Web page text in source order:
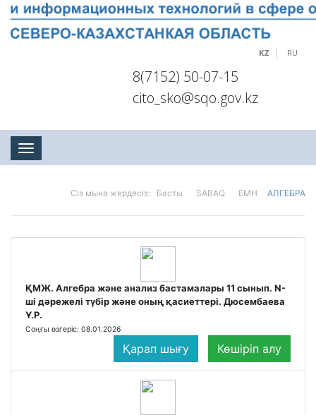
KZ RU
8(7152) 50-07-15
cito_sko@sqo.gov.kz
Toggle navigation
Сіз мына жердесіз: Басты SABAQ ЕМН АЛГЕБРА
ҚМЖ. Алгебра және анализ бастамалары 11 сынып. N-
ші дәрежелі түбір және оның қасиеттері. Дюсембаева
Ұ.Р.
Соңғы өзгеріс: 08.01.2026
Қарап шығу Көшіріп алу